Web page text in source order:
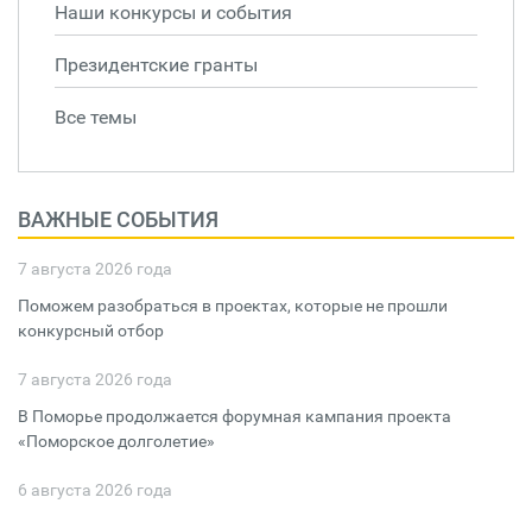
Наши конкурсы и события
Президентские гранты
Все темы
ВАЖНЫЕ СОБЫТИЯ
7 августа 2026 года
Поможем разобраться в проектах, которые не прошли
конкурсный отбор
7 августа 2026 года
В Поморье продолжается форумная кампания проекта
«Поморское долголетие»
6 августа 2026 года